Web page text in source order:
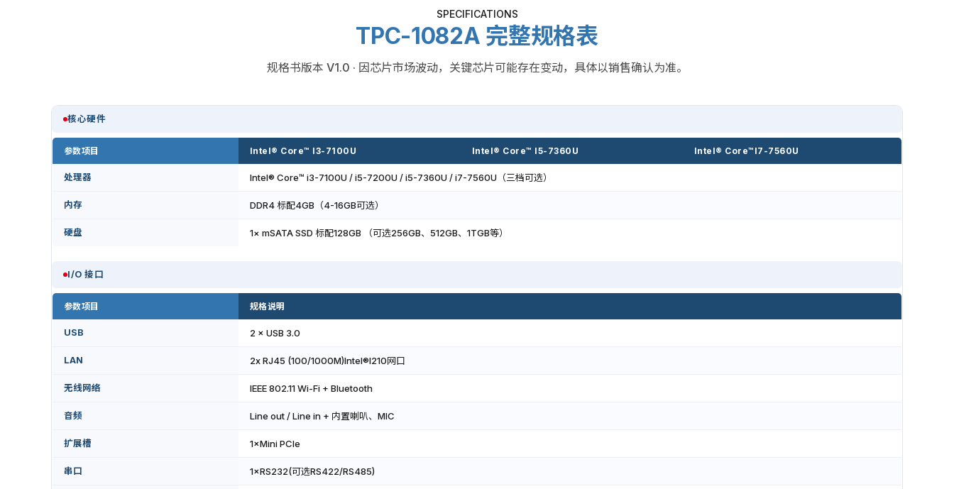
SPECIFICATIONS
TPC-1082A 完整规格表
规格书版本 V1.0 · 因芯片市场波动，关键芯片可能存在变动，具体以销售确认为准。
核心硬件
参数项目 Intel® Core™ I3-7100U Intel® Core™ I5-7360U Intel® Core™I7-7560U
处理器 Intel® Core™ i3-7100U / i5-7200U / i5-7360U / i7-7560U（三档可选）
内存 DDR4 标配4GB（4-16GB可选）
硬盘 1× mSATA SSD 标配128GB （可选256GB、512GB、1TGB等）
I/O 接口
参数项目 规格说明
USB 2 × USB 3.0
LAN 2x RJ45 (100/1000M)Intel®I210网口
无线网络 IEEE 802.11 Wi-Fi + Bluetooth
音频 Line out / Line in + 内置喇叭、MIC
扩展槽 1×Mini PCIe
串口 1×RS232(可选RS422/RS485)